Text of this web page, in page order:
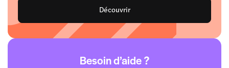
Découvrir
Besoin d’aide ?